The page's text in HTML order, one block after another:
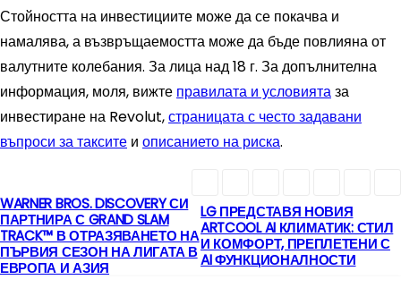
Стойността на инвестициите може да се покачва и
намалява, а възвръщаемостта може да бъде повлияна от
валутните колебания. За лица над 18 г. За допълнителна
информация, моля, вижте правилата и условиятаза
инвестиране на Revolut,страницата с често задавани
въпроси за таксите и описанието на риска.
Н
а
LG ПРЕДСТАВЯ НОВИЯ
ARTCOOL AI КЛИМАТИК: СТИЛ
И КОМФОРТ, ПРЕПЛЕТЕНИ С
AI ФУНКЦИОНАЛНОСТИ
WARNER BROS. DISCOVERY СИ
ПАРТНИРА С GRAND SLAM
TRACK™ В ОТРАЗЯВАНЕТО НА
ПЪРВИЯ СЕЗОН НА ЛИГАТА В
ЕВРОПА И АЗИЯ